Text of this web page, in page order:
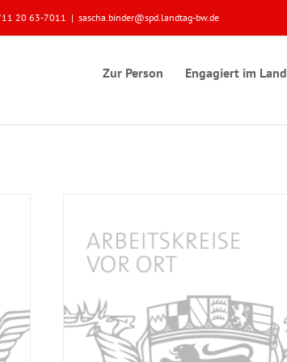
20 63-7011 | sascha.binder@spd.landtag-bw.de
Zur Person Engagiert im Land